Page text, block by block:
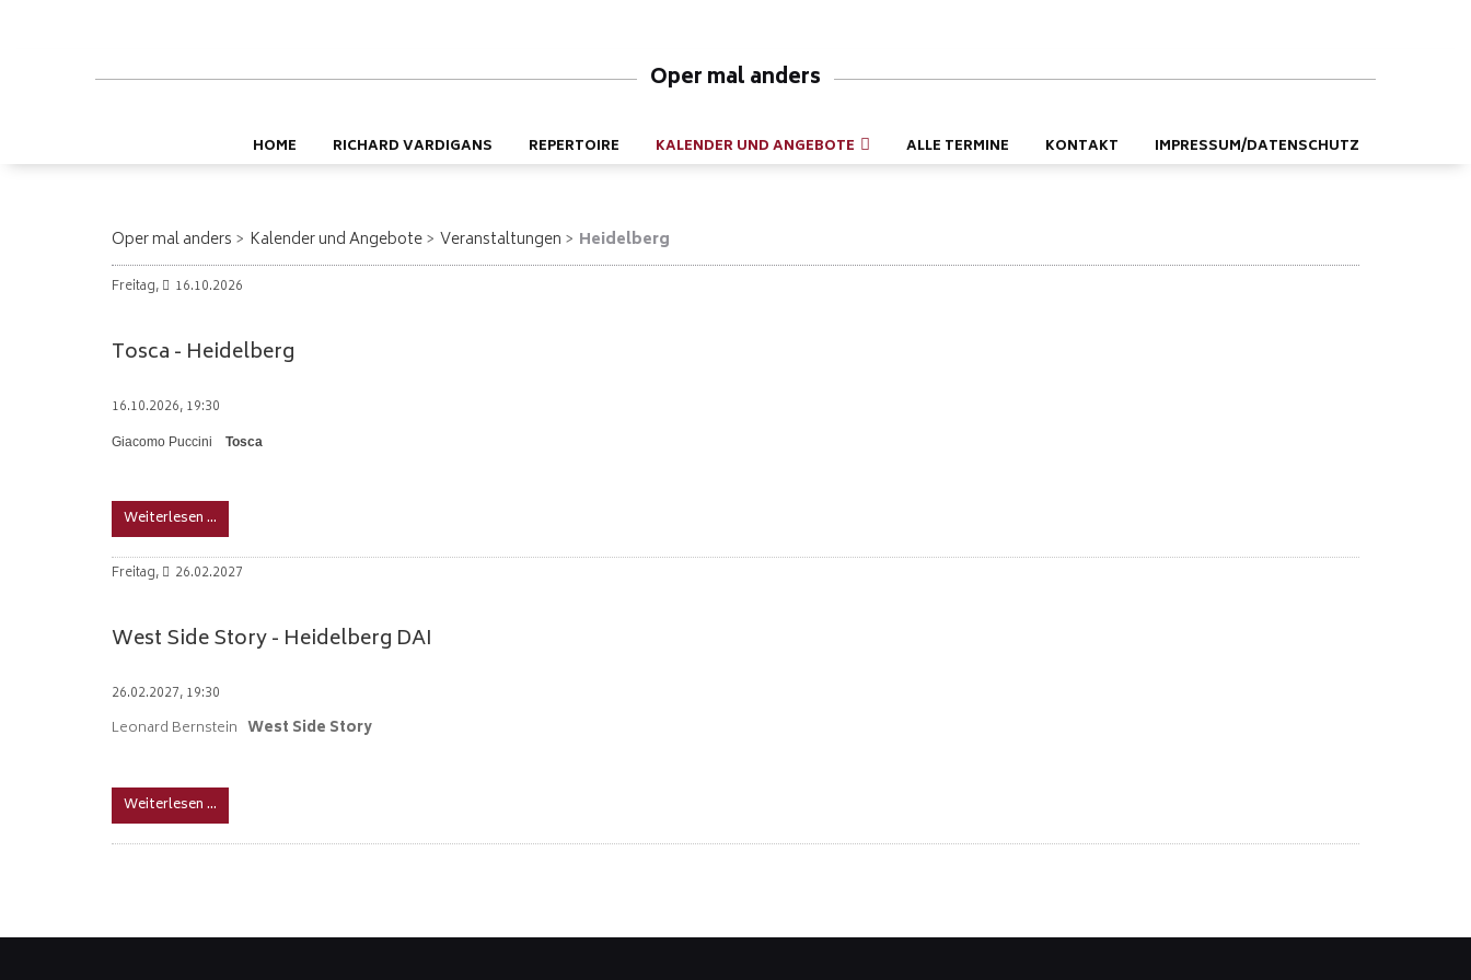
Oper mal anders
HOME RICHARD VARDIGANS REPERTOIRE KALENDER UND ANGEBOTE ALLE TERMINE KONTAKT IMPRESSUM/DATENSCHUTZ
Oper mal anders Kalender und Angebote Veranstaltungen Heidelberg
Freitag, 16.10.2026
Tosca - Heidelberg
16.10.2026, 19:30
Giacomo Puccini Tosca
Weiterlesen …
Freitag, 26.02.2027
West Side Story - Heidelberg DAI
26.02.2027, 19:30
Leonard Bernstein West Side Story
Weiterlesen …